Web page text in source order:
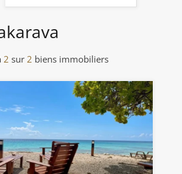
2 sur 2 biens immobiliers